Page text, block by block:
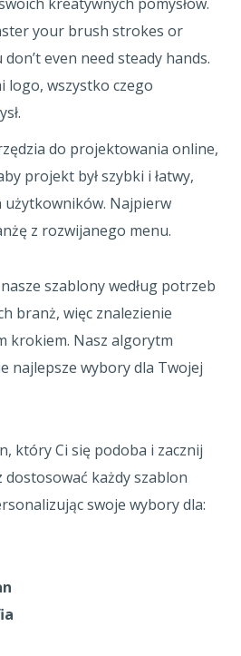
your brush strokes or
even need steady hands.
logo, wszystko czego
do projektowania online,
projekt był szybki i łatwy,
użytkowników. Najpierw
z rozwijanego menu.
szablony według potrzeb
branż, więc znalezienie
krokiem. Nasz algorytm
najlepsze wybory dla Twojej
który Ci się podoba i zacznij
dostosować każdy szablon
swoje wybory dla: